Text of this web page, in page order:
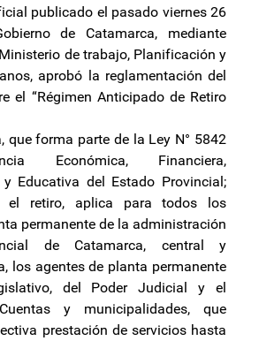
publicado el pasado viernes 26
de Catamarca, mediante
de trabajo, Planificación y
aprobó la reglamentación del
el “Régimen Anticipado de Retiro
que forma parte de la Ley N° 5842
Económica, Financiera,
Educativa del Estado Provincial;
el retiro, aplica para todos los
permanente de la administración
de Catamarca, central y
los agentes de planta permanente
del Poder Judicial y el
y municipalidades, que
prestación de servicios hasta